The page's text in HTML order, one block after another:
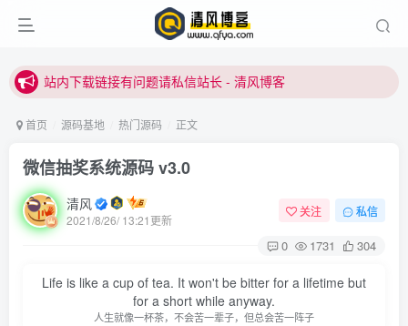
站内下载链接有问题请私信站长 - 清风博客
站内下载链接有问题请私信站长 - 清风博客
首页 源码基地 热门源码 正文
微信抽奖系统源码 v3.0
清风
2021/8/26/ 13:21更新
关注 私信
0 1731 304
Life is like a cup of tea. It won't be bitter for a lifetime but
for a short while anyway.
人生就像一杯茶，不会苦一辈子，但总会苦一阵子
登录
没有账号？立即注册